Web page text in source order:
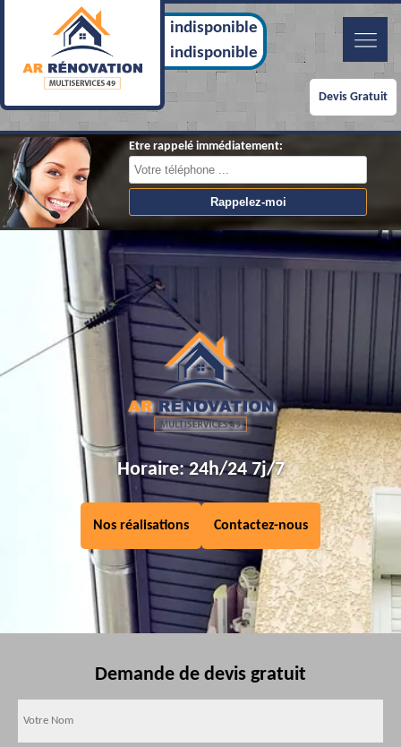
indisponible
indisponible
Devis Gratuit
Etre rappelé immédiatement:
Horaire: 24h/24 7j/7
Nos réalisations Contactez-nous
Demande de devis gratuit